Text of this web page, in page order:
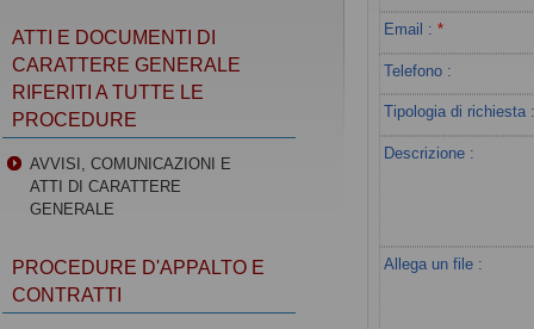
Email :*
Telefono :
Tipologia di richiesta
Descrizione :
Allega un file :
ATTI E DOCUMENTI DI
CARATTERE GENERALE
RIFERITI A TUTTE LE
PROCEDURE
AVVISI, COMUNICAZIONI E
ATTI DI CARATTERE
GENERALE
PROCEDURE D'APPALTO E
CONTRATTI